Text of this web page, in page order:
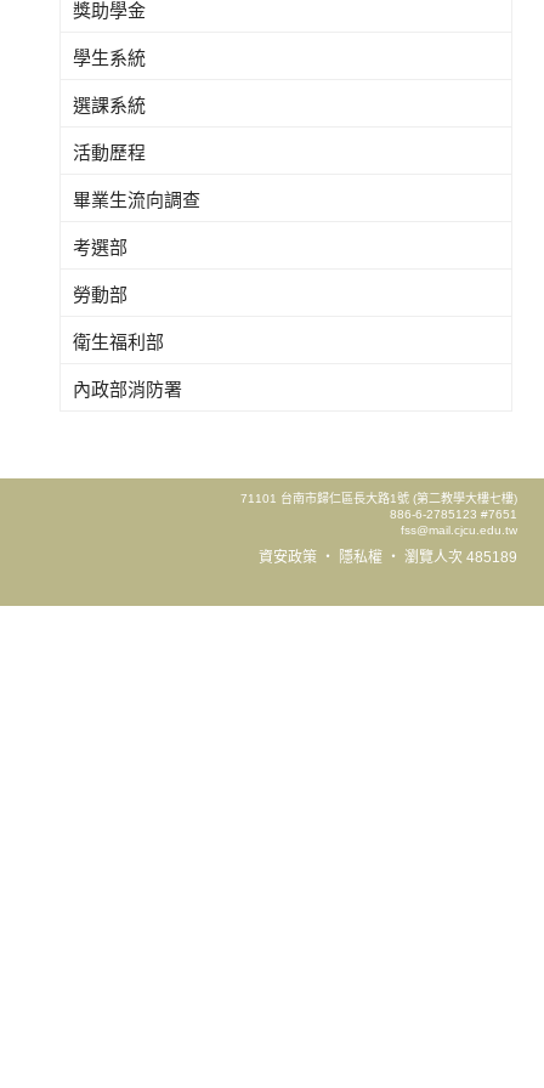
獎助學金
學生系統
選課系統
活動歷程
畢業生流向調查
考選部
勞動部
衛生福利部
內政部消防署
71101 台南市歸仁區長大路1號 (第二教學大樓七樓)
886-6-2785123 #7651
fss@mail.cjcu.edu.tw
資安政策 ‧ 隱私權 ‧ 瀏覽人次 485189